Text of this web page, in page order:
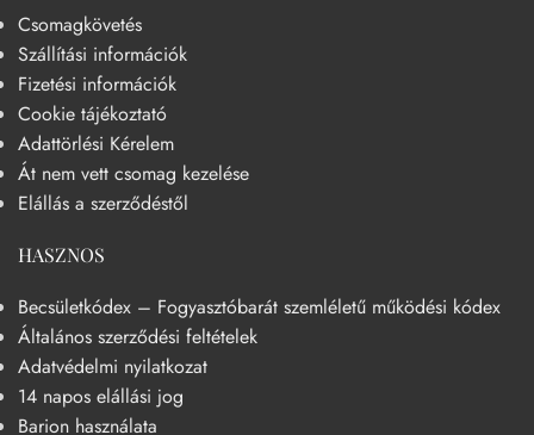
Csomagkövetés
Szállítási információk
Fizetési információk
Cookie tájékoztató
Adattörlési Kérelem
Át nem vett csomag kezelése
Elállás a szerződéstől
HASZNOS
Becsületkódex – Fogyasztóbarát szemléletű működési kódex
Általános szerződési feltételek
Adatvédelmi nyilatkozat
14 napos elállási jog
Barion használata